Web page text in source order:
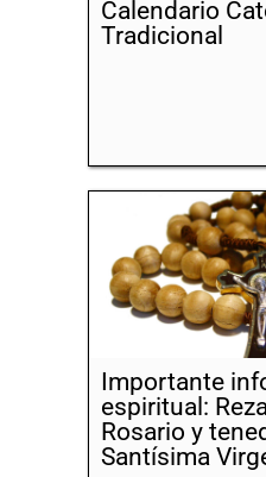
Calendario
Tradicional
Importante
espiritual:
Rosario y
Santísima